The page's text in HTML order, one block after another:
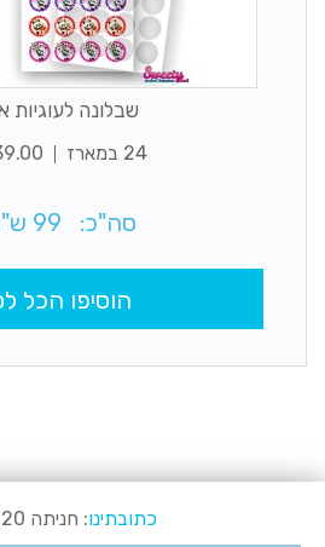
שבלונה לעוגיות
24 במארז 39.00
סה"כ: 99
הוסיפו הכל
כתובתינו: חניתה 20, חיפה